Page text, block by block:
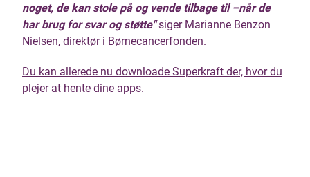
noget, de kan stole på og vende tilbage til –når de
har brug for svar og støtte"siger Marianne Benzon
Nielsen, direktør i Børnecancerfonden.
Du kan allerede nu downloade Superkraft der, hvor du
plejer at hente dine apps.